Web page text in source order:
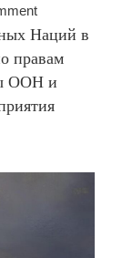
Наций в
правам
ООН и